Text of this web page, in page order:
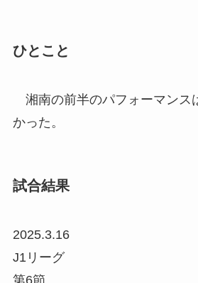
ひとこと
湘南の前半のパフォーマンス
かった。
試合結果
2025.3.16
J1リーグ
第6節